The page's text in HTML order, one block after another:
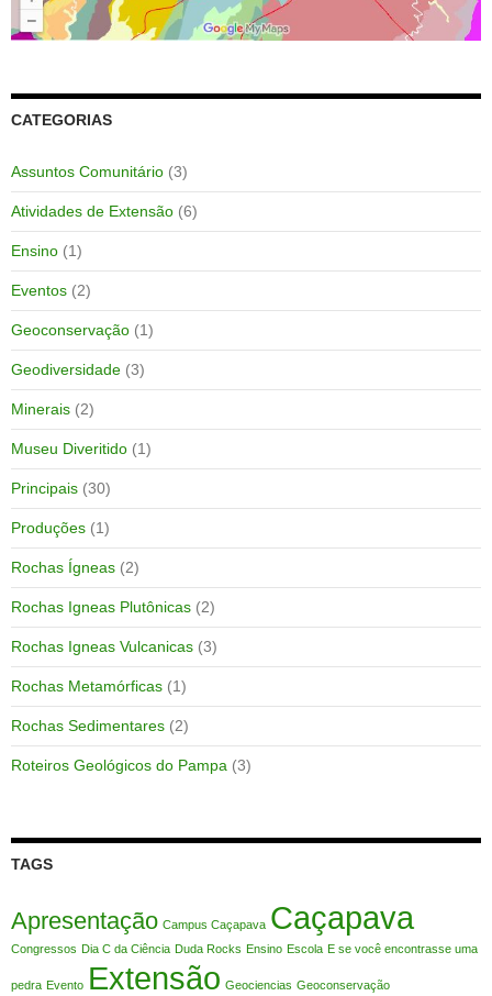
CATEGORIAS
Assuntos Comunitário (3)
Atividades de Extensão (6)
Ensino (1)
Eventos (2)
Geoconservação (1)
Geodiversidade (3)
Minerais (2)
Museu Diveritido (1)
Principais (30)
Produções (1)
Rochas Ígneas (2)
Rochas Igneas Plutônicas (2)
Rochas Igneas Vulcanicas (3)
Rochas Metamórficas (1)
Rochas Sedimentares (2)
Roteiros Geológicos do Pampa (3)
TAGS
Apresentação Campus Caçapava Caçapava
Congressos Dia C da Ciência Duda Rocks Ensino Escola E se você encontrasse uma
pedra Evento Extensão Geociencias Geoconservação